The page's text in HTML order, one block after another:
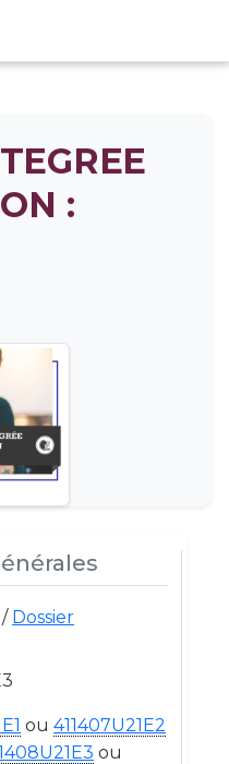
:
/ Dossier
ou 411407U21E2
ou